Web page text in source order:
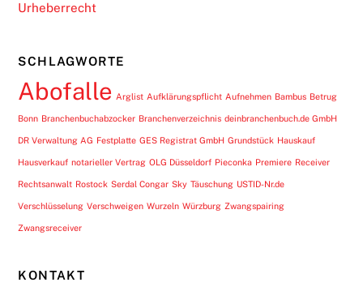
Urheberrecht
SCHLAGWORTE
Abofalle Arglist Aufklärungspflicht Aufnehmen Bambus Betrug
Bonn Branchenbuchabzocker Branchenverzeichnis deinbranchenbuch.de GmbH
DR Verwaltung AG Festplatte GES Registrat GmbH Grundstück Hauskauf
Hausverkauf notarieller Vertrag OLG Düsseldorf Pieconka Premiere Receiver
Rechtsanwalt Rostock Serdal Congar Sky Täuschung USTID-Nr.de
Verschlüsselung Verschweigen Wurzeln Würzburg Zwangspairing
Zwangsreceiver
KONTAKT